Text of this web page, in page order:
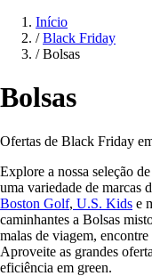
Início
/ Black Friday
/ Bolsas
Bolsas
Ofertas de Black Friday
Explore a nossa seleção
uma variedade de marcas
Boston Golf, U.S. Kids e
caminhantes a Bolsas
malas de viagem,
Aproveite as grandes
eficiência em green.